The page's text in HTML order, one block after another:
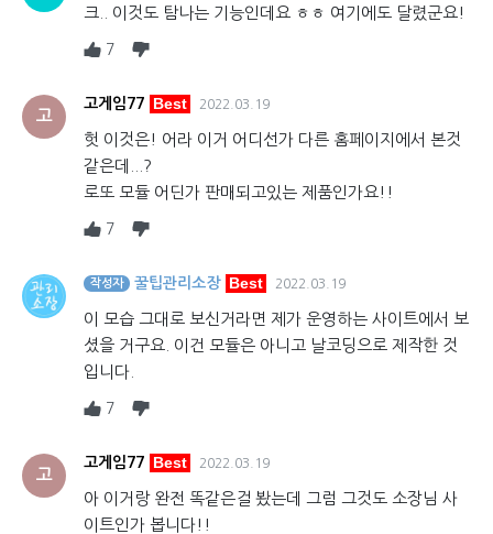
크.. 이것도 탐나는 기능인데요 ㅎㅎ 여기에도 달렸군요!
7
고
고게임77 Best 2022.03.19
헛 이것은! 어라 이거 어디선가 다른 홈페이지에서 본것
같은데...?
로또 모듈 어딘가 판매되고있는 제품인가요!!
7
작성자 꿀팁관리소장 Best 2022.03.19
이 모습 그대로 보신거라면 제가 운영하는 사이트에서 보
셨을 거구요. 이건 모듈은 아니고 날코딩으로 제작한 것
입니다.
7
고
고게임77 Best 2022.03.19
아 이거랑 완전 똑같은걸 봤는데 그럼 그것도 소장님 사
이트인가 봅니다!!